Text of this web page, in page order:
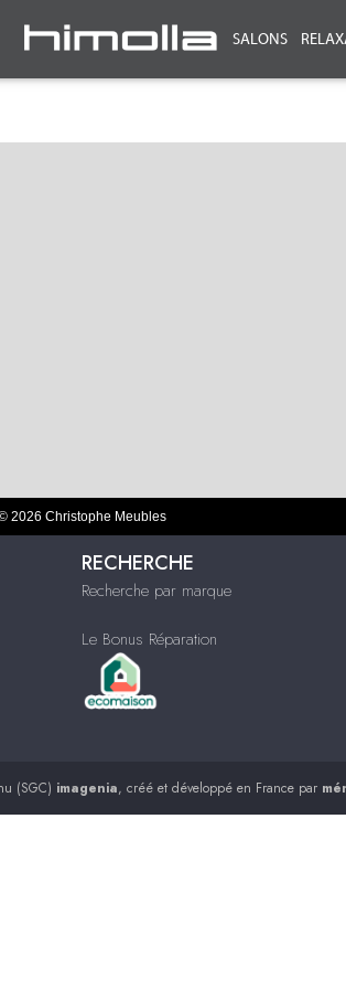
SALONS
2026 Christophe Meubles
RECHERCHE
Recherche par marque
Le Bonus Réparation
(SGC) imagenia, créé et développé en France par